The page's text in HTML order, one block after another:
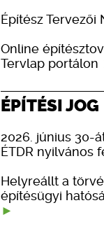
Építész Tervezői
Online
Tervlap portálon
ÉPÍTÉSI JOG
2026. június 30-
ÉTDR nyilvános
Helyreállt a
építésügyi